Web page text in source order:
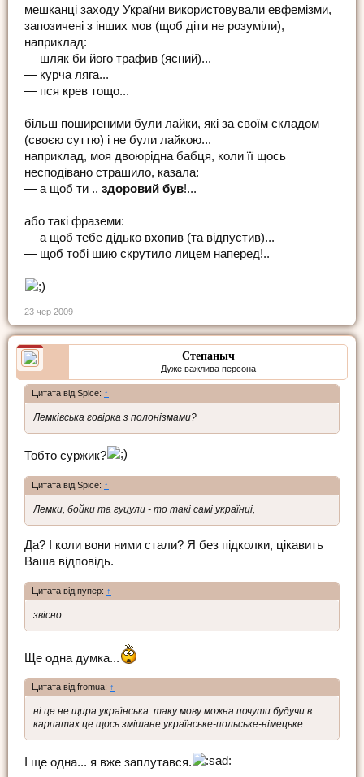
мешканці заходу України використовували евфемізми,
запозичені з інших мов (щоб діти не розуміли),
наприклад:
— шляк би його трафив (ясний)...
— курча ляга...
— пся крев тощо...
більш поширеними були лайки, які за своїм складом
(своєю суттю) і не були лайкою...
наприклад, моя двоюрідна бабця, коли її щось
несподівано страшило, казала:
— а щоб ти .. здоровий був!...
або такі фраземи:
— а щоб тебе дідько вхопив (та відпустив)...
— щоб тобі шию скрутило лицем наперед!..
23 чер 2009
Степаныч
Дуже важлива персона
Цитата від Spice: ↑
Лемківська говірка з полонізмами?
Тобто суржик?
Цитата від Spice: ↑
Лемки, бойки та гуцули - то такі самі українці,
Да? І коли вони ними стали? Я без підколки, цікавить
Ваша відповідь.
Цитата від пупер: ↑
звісно...
Ще одна думка...
Цитата від fromua: ↑
ні це не щира українська. таку мову можна почути будучи в
карпатах це щось змішане українське-польське-німецьке
І ще одна... я вже заплутався.